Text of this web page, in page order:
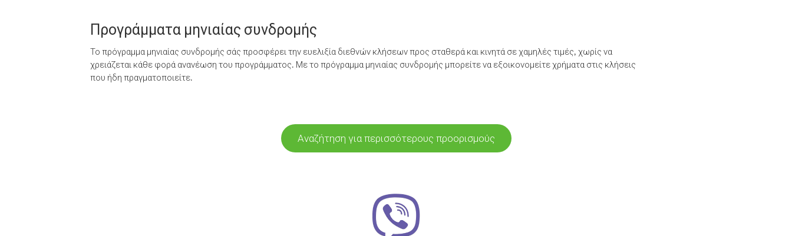
Προγράμματα μηνιαίας συνδρομής
Το πρόγραμμα μηνιαίας συνδρομής σάς προσφέρει την ευελιξία διεθνών κλήσεων προς σταθερά και κινητά σε χαμηλές τιμές, χωρίς να
χρειάζεται κάθε φορά ανανέωση του προγράμματος. Με το πρόγραμμα μηνιαίας συνδρομής μπορείτε να εξοικονομείτε χρήματα στις κλήσεις
που ήδη πραγματοποιείτε.
Αναζήτηση για περισσότερους προορισμούς